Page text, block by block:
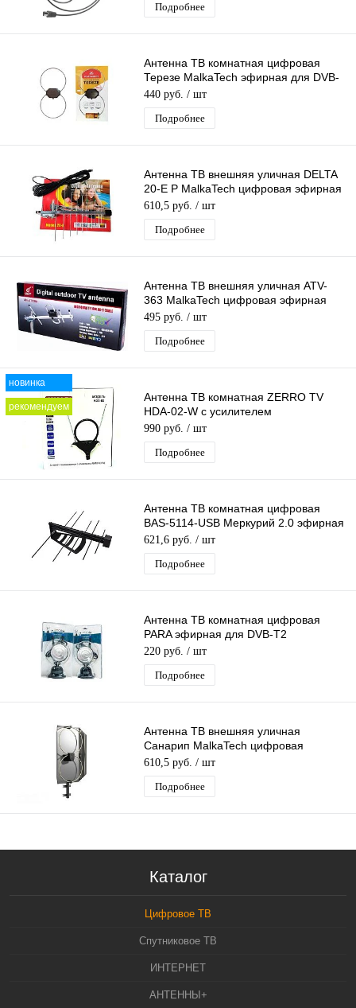
Подробнее
Антенна ТВ комнатная цифровая
Терезе MalkaTech эфирная для DVB-
T2 телевидения
440 руб. / шт
Подробнее
Антенна ТВ внешняя уличная DELTA
20-E P MalkaTech цифровая эфирная
для DVB-T2 ТВ наружная
610,5 руб. / шт
Подробнее
Антенна ТВ внешняя уличная ATV-
363 MalkaTech цифровая эфирная
для DVB-T2 ТВ наружная
495 руб. / шт
Подробнее
новинка
рекомендуем
Антенна ТВ комнатная ZERRO TV
HDA-02-W с усилителем
телевизионная, активная, для дома.
для дачи
990 руб. / шт
Подробнее
Антенна ТВ комнатная цифровая
BAS-5114-USB Меркурий 2.0 эфирная
для DVB-T2 телевидения
621,6 руб. / шт
Подробнее
Антенна ТВ комнатная цифровая
PARA эфирная для DVB-T2
телевидения
220 руб. / шт
Подробнее
Антенна ТВ внешняя уличная
Санарип MalkaTech цифровая
эфирная для DVB-T2 ТВ наружная
610,5 руб. / шт
Подробнее
Каталог
Цифровое ТВ
Спутниковое ТВ
ИНТЕРНЕТ
АНТЕННЫ+